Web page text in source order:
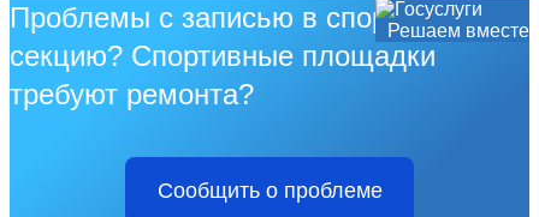
Решаем вместе
Проблемы с записью в спортивную
секцию? Спортивные площадки
требуют ремонта?
Сообщить о проблеме